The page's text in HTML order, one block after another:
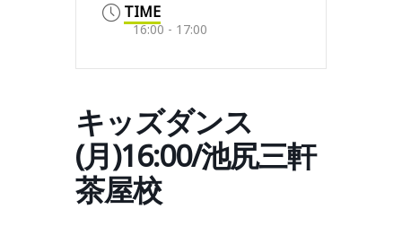
TIME
16:00 - 17:00
キッズダンス
(月)16:00/池尻三軒
茶屋校